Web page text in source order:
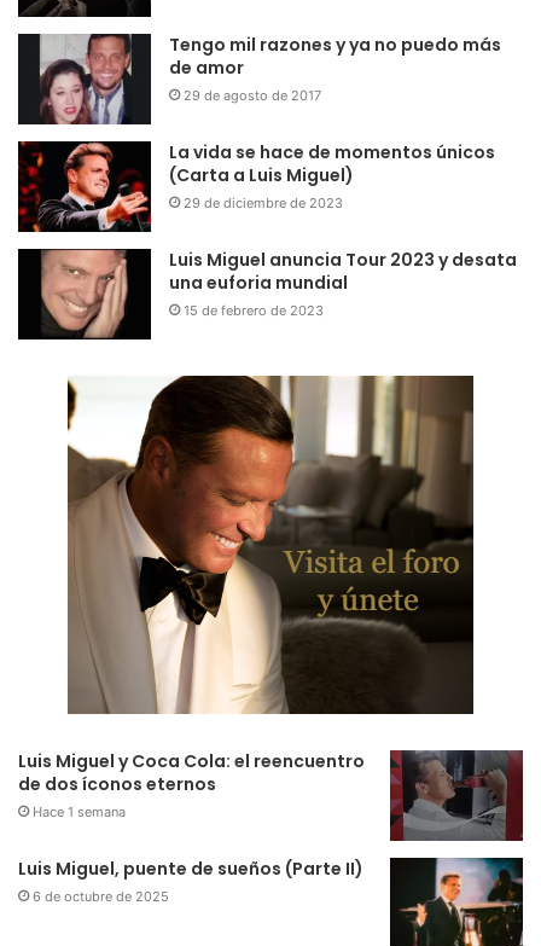
Tengo mil razones y ya no puedo más
de amor
29 de agosto de 2017
La vida se hace de momentos únicos
(Carta a Luis Miguel)
29 de diciembre de 2023
Luis Miguel anuncia Tour 2023 y desata
una euforia mundial
15 de febrero de 2023
Luis Miguel y Coca Cola: el reencuentro
de dos íconos eternos
Hace 1 semana
Luis Miguel, puente de sueños (Parte II)
6 de octubre de 2025